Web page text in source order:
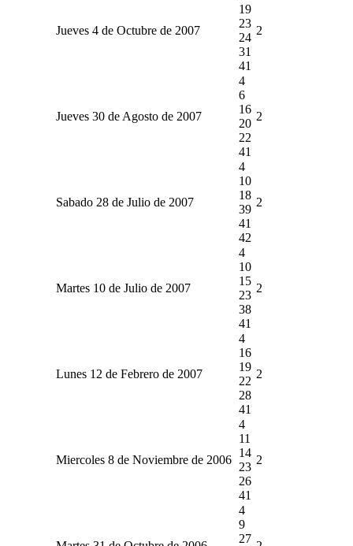
Jueves 4 de Octubre de 2007
19
23
24
31
41
2
Jueves 30 de Agosto de 2007
4
6
16
20
22
41
2
Sabado 28 de Julio de 2007
4
10
18
39
41
42
2
Martes 10 de Julio de 2007
4
10
15
23
38
41
2
Lunes 12 de Febrero de 2007
4
16
19
22
28
41
2
Miercoles 8 de Noviembre de 2006
4
11
14
23
26
41
2
4
9
27